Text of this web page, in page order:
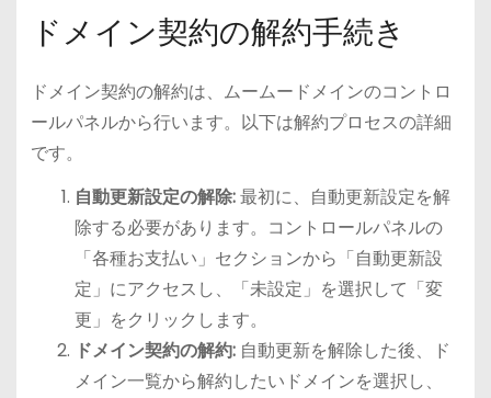
ドメイン契約の解約手続き
ドメイン契約の解約は、ムームードメインのコントロ
ールパネルから行います。以下は解約プロセスの詳細
です。
自動更新設定の解除:最初に、自動更新設定を解
除する必要があります。コントロールパネルの
「各種お支払い」セクションから「自動更新設
定」にアクセスし、「未設定」を選択して「変
更」をクリックします。
ドメイン契約の解約:自動更新を解除した後、ド
メイン一覧から解約したいドメインを選択し、